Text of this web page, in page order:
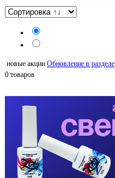
новые акции Обновление в разделе
0 товаров